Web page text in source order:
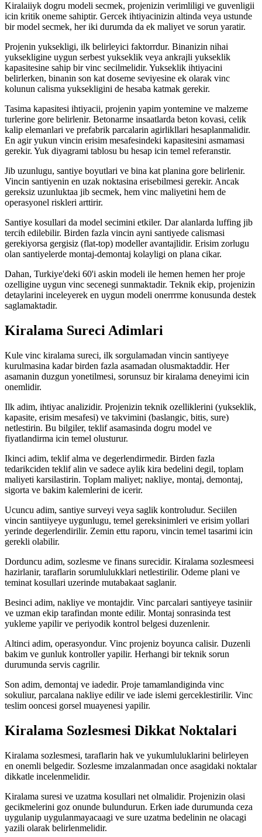
Kiralaiiyk dogru modeli secmek, projenizin verimliligi ve guvenligii
icin kritik oneme sahiptir. Gercek ihtiyacinizin altinda veya ustunde
bir model secmek, her iki durumda da ek maliyet ve sorun yaratir.
Projenin yuksekligi, ilk belirleyici faktorrdur. Binanizin nihai
yuksekligine uygun serbest yukseklik veya ankrajli yukseklik
kapasitesine sahip bir vinc secilmelidir. Yukseklik ihtiyacini
belirlerken, binanin son kat doseme seviyesine ek olarak vinc
kolunun calisma yuksekligini de hesaba katmak gerekir.
Tasima kapasitesi ihtiyacii, projenin yapim yontemine ve malzeme
turlerine gore belirlenir. Betonarme insaatlarda beton kovasi, celik
kalip elemanlari ve prefabrik parcalarin agirlikllari hesaplanmalidir.
En agir yukun vincin erisim mesafesindeki kapasitesini asmamasi
gerekir. Yuk diyagrami tablosu bu hesap icin temel referanstir.
Jib uzunlugu, santiye boyutlari ve bina kat planina gore belirlenir.
Vincin santiyenin en uzak noktasina erisebilmesi gerekir. Ancak
gereksiz uzunluktaa jib secmek, hem vinc maliyetini hem de
operasyonel riskleri arttirir.
Santiye kosullari da model secimini etkiler. Dar alanlarda luffing jib
tercih edilebilir. Birden fazla vincin ayni santiyede calismasi
gerekiyorsa gergisiz (flat-top) modeller avantajlidir. Erisim zorlugu
olan santiyelerde montaj-demontaj kolayligi on plana cikar.
Dahan, Turkiye'deki 60'i askin modeli ile hemen hemen her proje
ozelligine uygun vinc secenegi sunmaktadir. Teknik ekip, projenizin
detaylarini inceleyerek en uygun modeli onerrrme konusunda destek
saglamaktadir.
Kiralama Sureci Adimlari
Kule vinc kiralama sureci, ilk sorgulamadan vincin santiyeye
kurulmasina kadar birden fazla asamadan olusmaktaddir. Her
asamanin duzgun yonetilmesi, sorunsuz bir kiralama deneyimi icin
onemlidir.
Ilk adim, ihtiyac analizidir. Projenizin teknik ozelliklerini (yukseklik,
kapasite, erisim mesafesi) ve takvimini (baslangic, bitis, sure)
netlestirin. Bu bilgiler, teklif asamasinda dogru model ve
fiyatlandirma icin temel olusturur.
Ikinci adim, teklif alma ve degerlendirmedir. Birden fazla
tedarikciden teklif alin ve sadece aylik kira bedelini degil, toplam
maliyeti karsilastirin. Toplam maliyet; nakliye, montaj, demontaj,
sigorta ve bakim kalemlerini de icerir.
Ucuncu adim, santiye surveyi veya saglik kontroludur. Seciilen
vincin santiiyeye uygunlugu, temel gereksinimleri ve erisim yollari
yerinde degerlendirilir. Zemin ettu raporu, vincin temel tasarimi icin
gerekli olabilir.
Dorduncu adim, sozlesme ve finans surecidir. Kiralama sozlesmeesi
hazirlanir, taraflarin sorumlulukklari netlestirilir. Odeme plani ve
teminat kosullari uzerinde mutabakaat saglanir.
Besinci adim, nakliye ve montajdir. Vinc parcalari santiyeye tasiniir
ve uzman ekip tarafindan monte edilir. Montaj sonrasinda test
yukleme yapilir ve periyodik kontrol belgesi duzenlenir.
Altinci adim, operasyondur. Vinc projeniz boyunca calisir. Duzenli
bakim ve gunluk kontroller yapilir. Herhangi bir teknik sorun
durumunda servis cagrilir.
Son adim, demontaj ve iadedir. Proje tamamlandiginda vinc
sokuliur, parcalana nakliye edilir ve iade islemi gerceklestirilir. Vinc
teslim ooncesi gorsel muayenesi yapilir.
Kiralama Sozlesmesi Dikkat Noktalari
Kiralama sozlesmesi, taraflarin hak ve yukumluluklarini belirleyen
en onemli belgedir. Sozlesme imzalanmadan once asagidaki noktalar
dikkatle incelenmelidir.
Kiralama suresi ve uzatma kosullari net olmalidir. Projenizin olasi
gecikmelerini goz onunde bulundurun. Erken iade durumunda ceza
uygulanip uygulanmayacaagi ve sure uzatma bedelinin ne olacagi
yazili olarak belirlenmelidir.